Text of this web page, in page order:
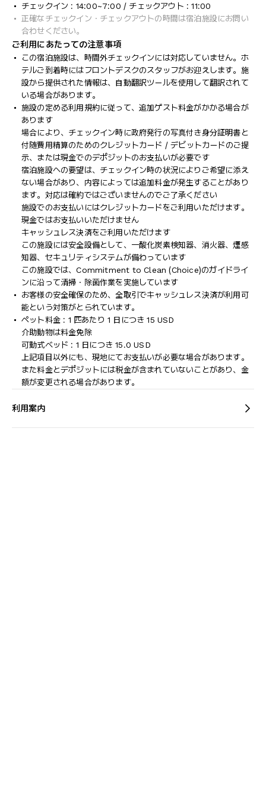
チェックイン : 14:00~7:00 / チェックアウト : 11:00
正確なチェックイン・チェックアウトの時間は宿泊施設にお問い
合わせください。
ご利用にあたっての注意事項
この宿泊施設は、時間外チェックインには対応していません。ホ
テルご到着時にはフロントデスクのスタッフがお迎えします。施
設から提供された情報は、自動翻訳ツールを使用して翻訳されて
いる場合があります。
施設の定める利用規約に従って、追加ゲスト料金がかかる場合が
あります
場合により、チェックイン時に政府発行の写真付き身分証明書と
付随費用精算のためのクレジットカード / デビットカードのご提
示、または現金でのデポジットのお支払いが必要です
宿泊施設への要望は、チェックイン時の状況によりご希望に添え
ない場合があり、内容によっては追加料金が発生することがあり
ます。対応は確約ではございませんのでご了承ください
施設でのお支払いにはクレジットカードをご利用いただけます。
現金ではお支払いいただけません
キャッシュレス決済をご利用いただけます
この施設には安全設備として、一酸化炭素検知器、消火器、煙感
知器、セキュリティシステムが備わっています
この施設では、Commitment to Clean (Choice)のガイドライ
ンに沿って清掃・除菌作業を実施しています
お客様の安全確保のため、全取引でキャッシュレス決済が利用可
能という対策がとられています。
ペット料金 : 1 匹あたり 1 日につき 15 USD
介助動物は料金免除
可動式ベッド : 1 日につき 15.0 USD
上記項目以外にも、現地にてお支払いが必要な場合があります。
また料金とデポジットには税金が含まれていないことがあり、金
額が変更される場合があります。
利用案内